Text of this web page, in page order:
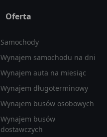
Oferta
Samochody
Wynajem samochodu na dni
Wynajem auta na miesiąc
Wynajem długoterminowy
Wynajem busów osobowych
Wynajem busów
dostawczych